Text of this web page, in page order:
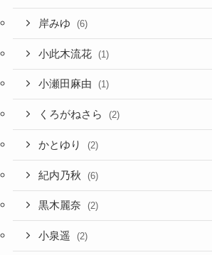
岸みゆ (6)
小此木流花 (1)
小瀬田麻由 (1)
くろがねさら (2)
かとゆり (2)
紀内乃秋 (6)
黒木麗奈 (2)
小泉遥 (2)